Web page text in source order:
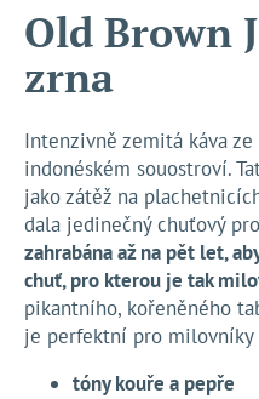
produktu
je
z
hvězdiček.
Old Brown
zrna
Intenzivně zemitá káva ze
indonéském souostroví.
jako zátěž na
dala jedinečný chuťový
zahrabána až na pět let,
chuť, pro kterou je tak
pikantního, kořeněného
je perfektní pro milovníky
tóny kouře a pepře
D
o
p
o
r
u
č
u